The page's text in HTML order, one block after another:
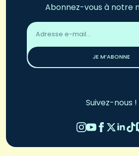
Abonnez-vous à notre
Adresse
email
JE M’ABONNE
Suivez-nous !